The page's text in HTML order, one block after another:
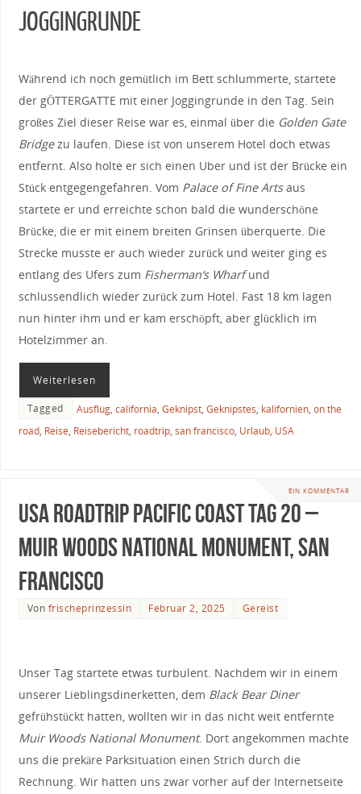
JOGGINGRUNDE
Während ich noch gemütlich im Bett schlummerte, startete
der gÖTTERGATTE mit einer Joggingrunde in den Tag. Sein
großes Ziel dieser Reise war es, einmal über die Golden Gate
Bridgezu laufen. Diese ist von unserem Hotel doch etwas
entfernt. Also holte er sich einen Uber und ist der Brücke ein
Stück entgegengefahren. Vom Palace of Fine Artsaus
startete er und erreichte schon bald die wunderschöne
Brücke, die er mit einem breiten Grinsen überquerte. Die
Strecke musste er auch wieder zurück und weiter ging es
entlang des Ufers zum Fisherman‘s Wharfund
schlussendlich wieder zurück zum Hotel. Fast 18 km lagen
nun hinter ihm und er kam erschöpft, aber glücklich im
Hotelzimmer an.
Weiterlesen
Tagged Ausflug, california, Geknipst, Geknipstes, kalifornien, on the
road, Reise, Reisebericht, roadtrip, san francisco, Urlaub, USA
EIN KOMMENTAR
USA Roadtrip Pacific Coast Tag 20 –
Muir Woods National Monument, San
Francisco
Von frischeprinzessin Februar 2, 2025 Gereist
Unser Tag startete etwas turbulent. Nachdem wir in einem
unserer Lieblingsdinerketten, dem Black Bear Diner
gefrühstückt hatten, wollten wir in das nicht weit entfernte
Muir Woods National Monument. Dort angekommen machte
uns die prekäre Parksituation einen Strich durch die
Rechnung. Wir hatten uns zwar vorher auf der Internetseite